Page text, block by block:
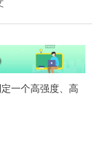
一个高强度、高